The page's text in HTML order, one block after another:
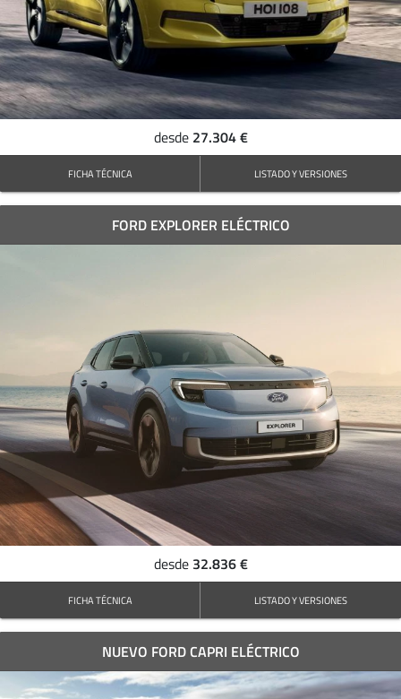
desde 27.304 €
FICHA TÉCNICA LISTADO Y VERSIONES
FORD EXPLORER ELÉCTRICO
desde 32.836 €
FICHA TÉCNICA LISTADO Y VERSIONES
NUEVO FORD CAPRI ELÉCTRICO